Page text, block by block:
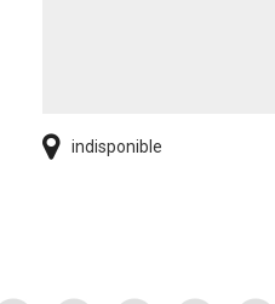
indisponible